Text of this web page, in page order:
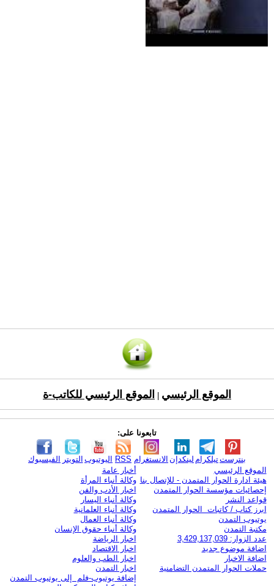
الموقع الرئيسي الموقع الرئيسي للكاتب-ة
تابعونا على:
الفيسبوك التويتر اليوتيوب RSS الانستغرام لينكدإن تيلكرامبنترست
الموقع الرئيسي
هيئة ادارة الحوار المتمدن - للإتصال بنا
إحصائيات مؤسسة الحوار المتمدن
قواعد النشر
ابرز كتاب / كاتبات الحوار المتمدن
يوتيوب التمدن
مكتبة التمدن
عدد الزوار: 3,429,137,039
اضافة موضوع جديد
اضافة الاخبار
حملات الحوار المتمدن التضامنية
أخبار عامة
وكالة أنباء المرأة
اخبار الأدب والفن
وكالة أنباء اليسار
وكالة أنباء العلمانية
وكالة أنباء العمال
وكالة أنباء حقوق الإنسان
اخبار الرياضة
اخبار الاقتصاد
اخبار الطب والعلوم
اخبار التمدن
إضافة يوتيوب-فلم إلى يوتيوب التمدن